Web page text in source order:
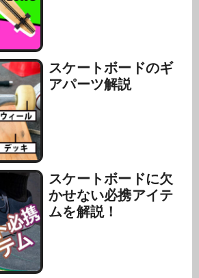
スケートボードのギ
アパーツ解説
スケートボードに欠
かせない必携アイテ
ムを解説！